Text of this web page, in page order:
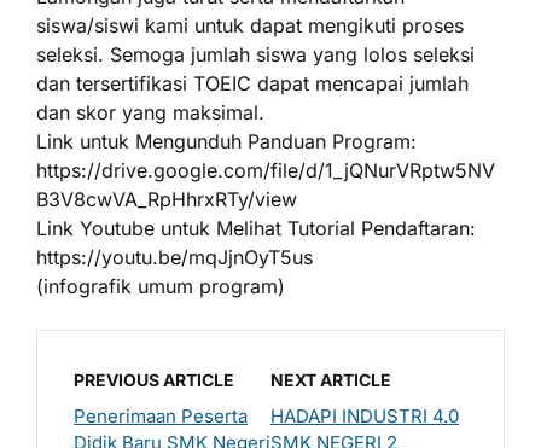
siswa/siswi kami untuk dapat mengikuti proses
seleksi. Semoga jumlah siswa yang lolos seleksi
dan tersertifikasi TOEIC dapat mencapai jumlah
dan skor yang maksimal.
Link untuk Mengunduh Panduan Program:
https://drive.google.com/file/d/1_jQNurVRptw5NV
B3V8cwVA_RpHhrxRTy/view
Link Youtube untuk Melihat Tutorial Pendaftaran:
https://youtu.be/mqJjnOyT5us
(infografik umum program)
PREVIOUS ARTICLE
Penerimaan Peserta
Didik Baru SMK Negeri
NEXT ARTICLE
HADAPI INDUSTRI 4.0
SMK NEGERI 2